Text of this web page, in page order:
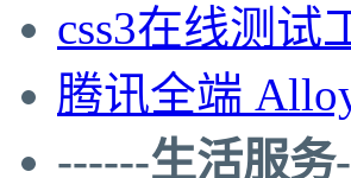
css3在线测试
腾讯全端
------生活服务